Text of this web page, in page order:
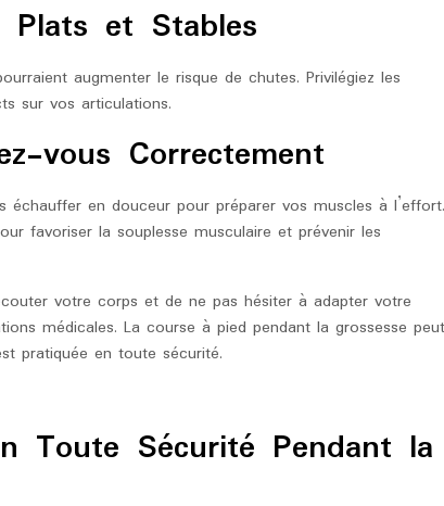
Plats et Stables
augmenter le risque de chutes. Privilégiez les
sur vos articulations.
vous Correctement
en douceur pour préparer vos muscles à l’effort.
favoriser la souplesse musculaire et prévenir les
votre corps et de ne pas hésiter à adapter votre
médicales. La course à pied pendant la grossesse peut
pratiquée en toute sécurité.
Toute Sécurité Pendant la